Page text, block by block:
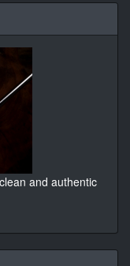
and authentic